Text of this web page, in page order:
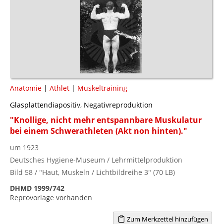
Anatomie | Athlet | Muskeltraining
Glasplattendiapositiv, Negativreproduktion
"Knollige, nicht mehr entspannbare Muskulatur
bei einem Schwerathleten (Akt non hinten)."
um 1923
Deutsches Hygiene-Museum / Lehrmittelproduktion
Bild 58 / "Haut, Muskeln / Lichtbildreihe 3" (70 LB)
DHMD 1999/742
Reprovorlage vorhanden
Zum Merkzettel hinzufügen